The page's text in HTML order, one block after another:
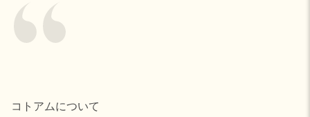
コトアムについて